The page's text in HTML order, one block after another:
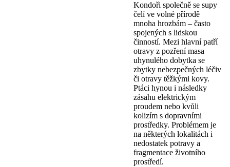
Kondoři společně se supy
čelí ve volné přírodě
mnoha hrozbám – často
spojených s lidskou
činností. Mezi hlavní patří
otravy z pozření masa
uhynulého dobytka se
zbytky nebezpečných léčiv
či otravy těžkými kovy.
Ptáci hynou i následky
zásahu elektrickým
proudem nebo kvůli
kolizím s dopravními
prostředky. Problémem je
na některých lokalitách i
nedostatek potravy a
fragmentace životního
prostředí.